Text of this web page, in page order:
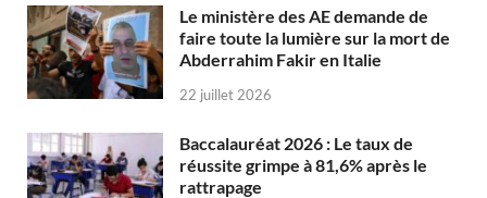
Le ministère des AE demande de
faire toute la lumière sur la mort de
Abderrahim Fakir en Italie
22 juillet 2026
Baccalauréat 2026 : Le taux de
réussite grimpe à 81,6% après le
rattrapage